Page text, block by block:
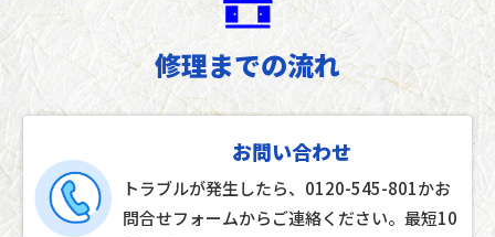
修理までの流れ
お問い合わせ
トラブルが発生したら、0120-545-801かお
問合せフォームからご連絡ください。最短10